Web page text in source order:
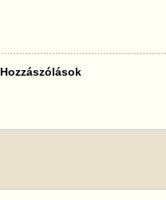
Hozzászólások